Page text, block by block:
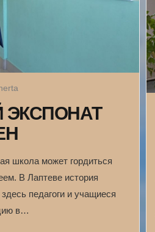
школа может гордиться
В Лаптеве история
педагоги и учащиеся
в…